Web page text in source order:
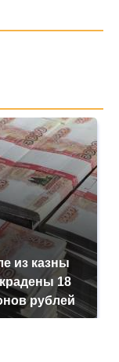
из казны
18
рублей